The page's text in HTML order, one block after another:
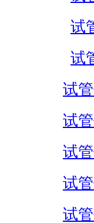
试
试
试
试
试
试
试